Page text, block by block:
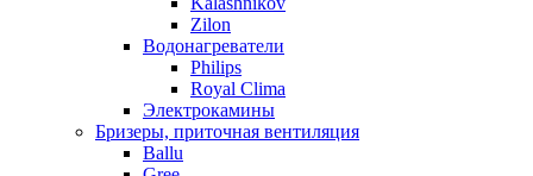
Zilon
Водонагреватели
Philips
Royal Clima
Электрокамины
Бризеры, приточная вентиляция
Ballu